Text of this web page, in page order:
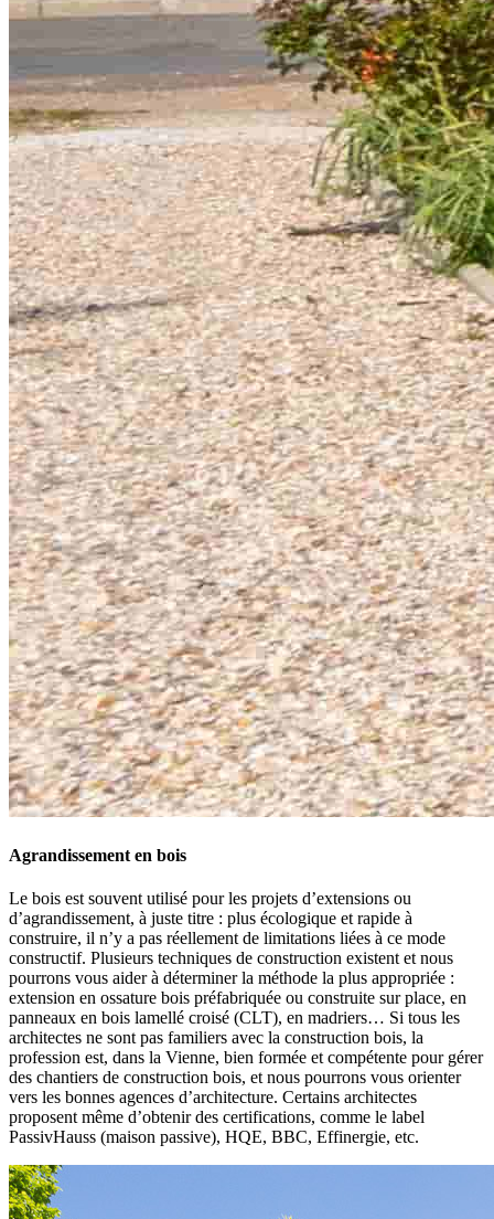
Agrandissement en bois
Le bois est souvent utilisé pour les projets d’extensions ou
d’agrandissement, à juste titre : plus écologique et rapide à
construire, il n’y a pas réellement de limitations liées à ce mode
constructif. Plusieurs techniques de construction existent et nous
pourrons vous aider à déterminer la méthode la plus appropriée :
extension en ossature bois préfabriquée ou construite sur place, en
panneaux en bois lamellé croisé (CLT), en madriers… Si tous les
architectes ne sont pas familiers avec la construction bois, la
profession est, dans la Vienne, bien formée et compétente pour gérer
des chantiers de construction bois, et nous pourrons vous orienter
vers les bonnes agences d’architecture. Certains architectes
proposent même d’obtenir des certifications, comme le label
PassivHauss (maison passive), HQE, BBC, Effinergie, etc.